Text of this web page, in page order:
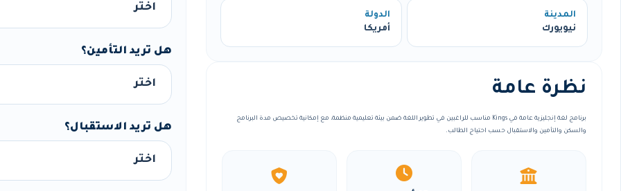
المدينة
نيويورك
الدولة
أمريكا
نظرة عامة
برنامج لغة إنجليزية عامة في Kings مناسب للراغبين في تطوير اللغة ضمن بيئة تعليمية منظمة، مع إمكانية تخصيص مدة البرنامج
والسكن والتأمين والاستقبال حسب احتياج الطالب.
هل تريد التأمين؟
هل تريد الاستقبال؟